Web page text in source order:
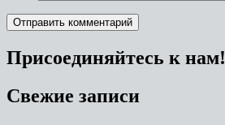
Присоединяйтесь к нам!
Свежие записи